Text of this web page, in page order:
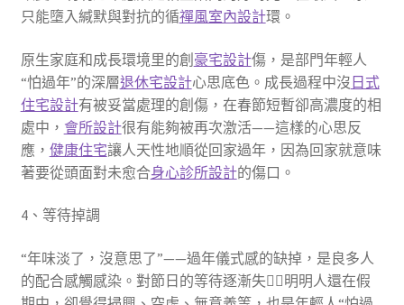
只能墮入緘默與對抗的循禪風室內設計環。
原生家庭和成長環境里的創 豪宅設計傷，是部門年輕人
“怕過年”的深層退休宅設計心思底色。成長過程中沒日式
住宅設計有被妥當處理的創傷，在春節短暫卻高濃度的相
處中， 會所設計很有能夠被再次激活——這樣的心思反
應， 健康住宅讓人天性地順從回家過年，因為回家就意味
著要從頭面對未愈合身心診所設計的傷口。
4、等待掉調
“年味淡了，沒意思了”——過年儀式感的缺掉，是良多人
的配合感觸感染。對節日的等待逐漸失，明明人還在假